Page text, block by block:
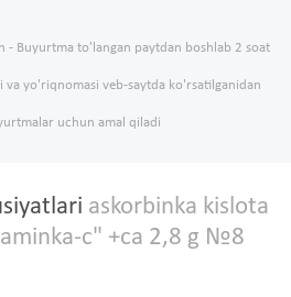
- Buyurtma to'langan paytdan boshlab 2 soat
yo'riqnomasi veb-saytda ko'rsatilganidan
uchun amal qiladi
askorbinka kislota
c" +ca 2,8 g №8